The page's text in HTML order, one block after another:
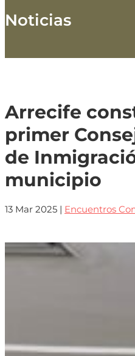
Noticias
Arrecife
primer
de
municipio
13 Mar 2025 | Encuentros